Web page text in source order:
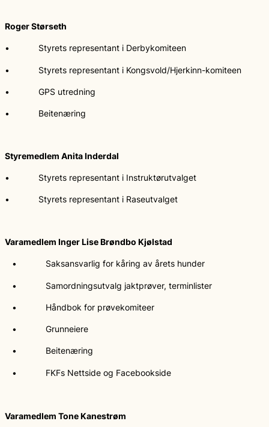
Roger Størseth
• Styrets representant i Derbykomiteen
• Styrets representant i Kongsvold/Hjerkinn-komiteen
• GPS utredning
• Beitenæring
Styremedlem Anita Inderdal
• Styrets representant i Instruktørutvalget
• Styrets representant i Raseutvalget
Varamedlem Inger Lise Brøndbo Kjølstad
• Saksansvarlig for kåring av årets hunder
• Samordningsutvalg jaktprøver, terminlister
• Håndbok for prøvekomiteer
• Grunneiere
• Beitenæring
• FKFs Nettside og Facebookside
Varamedlem Tone Kanestrøm